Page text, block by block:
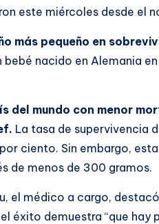
este miércoles desde el
más pequeño en
bebé nacido en Alemania
del mundo con menor
La tasa de supervivencia
ciento. Sin embargo,
de menos de 300 gramos.
el médico a cargo,
éxito demuestra “que